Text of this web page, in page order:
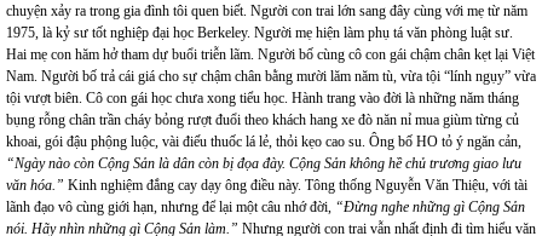
chuyện xảy ra trong gia đình tôi quen biết. Người con trai lớn sang đây cùng với mẹ từ năm
1975, là kỷ sư tốt nghiệp đại học Berkeley. Người mẹ hiện làm phụ tá văn phòng luật sư.
Hai mẹ con hăm hở tham dự buổi triễn lãm. Người bố cùng cô con gái chậm chân kẹt lại Việt
Nam. Người bố trả cái giá cho sự chậm chân bằng mười lăm năm tù, vừa tội “lính ngụy” vừa
tội vượt biên. Cô con gái học chưa xong tiểu học. Hành trang vào đời là những năm tháng
bụng rỗng chân trần cháy bỏng rượt đuổi theo khách hang xe đò năn nỉ mua giùm từng củ
khoai, gói đậu phộng luộc, vài điếu thuốc lá lẻ, thỏi kẹo cao su. Ông bố HO tỏ ý ngăn cản,
“Ngày nào còn Cộng Sản là dân còn bị đọa đày. Cộng Sản không hề chủ trương giao lưu
văn hóa.” Kinh nghiệm đắng cay dạy ông điều này. Tông thống Nguyễn Văn Thiệu, với tài
lãnh đạo vô cùng giới hạn, nhưng để lại một câu nhớ đời, “Đừng nghe những gì Cộng Sản
nói. Hãy nhìn những gì Cộng Sản làm.” Nhưng người con trai vẫn nhất định đi tìm hiểu văn